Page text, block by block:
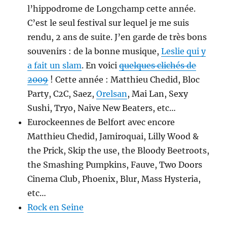
l’hippodrome de Longchamp cette année.
C’est le seul festival sur lequel je me suis
rendu, 2 ans de suite. J’en garde de très bons
souvenirs : de la bonne musique,Leslie qui y
a fait un slam. En voiciquelques clichés de
2009! Cette année : Matthieu Chedid, Bloc
Party, C2C, Saez,Orelsan , Mai Lan, Sexy
Sushi, Tryo, Naive New Beaters, etc…
Eurockeennes de Belfort avec encore
Matthieu Chedid, Jamiroquai, Lilly Wood &
the Prick, Skip the use, the Bloody Beetroots,
the Smashing Pumpkins, Fauve, Two Doors
Cinema Club, Phoenix, Blur, Mass Hysteria,
etc…
Rock en Seine